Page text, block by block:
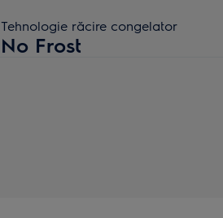
Tehnologie răcire congelator
No Frost